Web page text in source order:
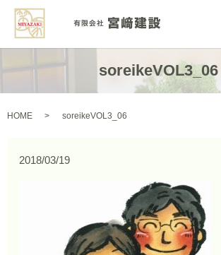
soreikeVOL3_06
HOME soreikeVOL3_06
2018/03/19